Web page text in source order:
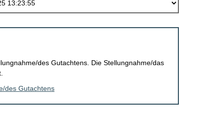
des Gutachtens. Die Stellungnahme/das
des Gutachtens